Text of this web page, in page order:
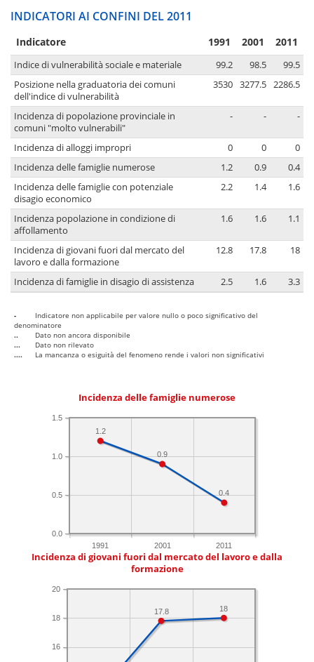
INDICATORI AI CONFINI DEL 2011
Indicatore 1991 2001 2011
Indice di vulnerabilità sociale e materiale 99.2 98.5
99.5
Posizione nella graduatoria dei comuni
dell'indice di vulnerabilità
3530 3277.5 2286.5
Incidenza di popolazione provinciale in
comuni "molto vulnerabili"
- - -
Incidenza di alloggi impropri 0 0
0
Incidenza delle famiglie numerose
1.2 0.9
0.4
Incidenza delle famiglie con potenziale
disagio economico
2.2 1.4 1.6
Incidenza popolazione in condizione di
affollamento
1.6 1.6 1.1
Incidenza di giovani fuori dal mercato del
lavoro e dalla formazione
12.8 17.8 18
Incidenza di famiglie in disagio di assistenza 2.5 1.6 3.3
-
Indicatore non applicabile per valore nullo o poco significativo del
denominatore
..
Dato non ancora disponibile
...
Dato non rilevato
....
La mancanza o esiguità del fenomeno rende i valori non significativi
Incidenza delle famiglie numerose
1991 2001 2011
0.0
0.5
1.0
1.5
0.4
0.9
1.2
Incidenza di giovani fuori dal mercato del lavoro e dalla
formazione
16
18
20
18
17.8